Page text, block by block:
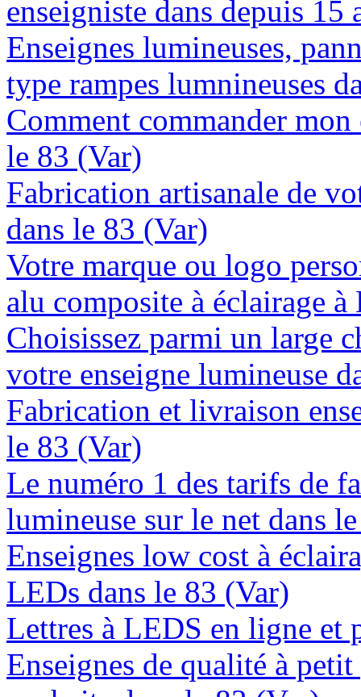
enseigniste dans depuis 15
Enseignes lumineuses,
type rampes lumnineuses
Comment commander
le 83 (Var)
Fabrication artisanale de
dans le 83 (Var)
Votre marque ou logo
alu composite à éclairage
Choisissez parmi un large
votre enseigne lumineuse
Fabrication et livraison
le 83 (Var)
Le numéro 1 des tarifs de
lumineuse sur le net dans
Enseignes low cost à
LEDs dans le 83 (Var)
Lettres à LEDS en ligne et
Enseignes de qualité à